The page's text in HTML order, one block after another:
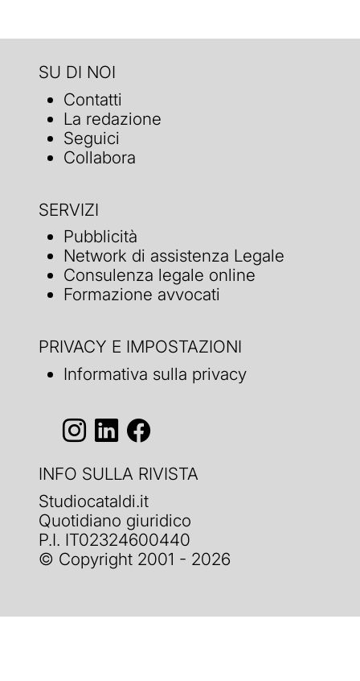
SU DI NOI
Contatti
La redazione
Seguici
Collabora
SERVIZI
Pubblicità
Network di assistenza Legale
Consulenza legale online
Formazione avvocati
PRIVACY E IMPOSTAZIONI
Informativa sulla privacy
INFO SULLA RIVISTA
Studiocataldi.it
Quotidiano giuridico
P.I. IT02324600440
© Copyright 2001 - 2026